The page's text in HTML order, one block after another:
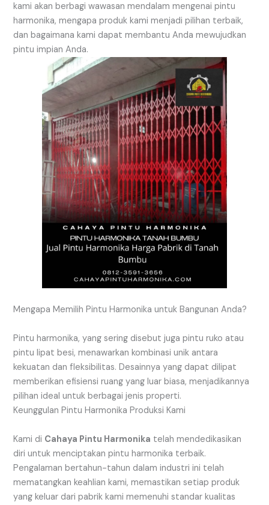
kami akan berbagi wawasan mendalam mengenai pintu
harmonika, mengapa produk kami menjadi pilihan terbaik,
dan bagaimana kami dapat membantu Anda mewujudkan
pintu impian Anda.
Mengapa Memilih Pintu Harmonika untuk Bangunan Anda?
Pintu harmonika, yang sering disebut juga pintu ruko atau
pintu lipat besi, menawarkan kombinasi unik antara
kekuatan dan fleksibilitas. Desainnya yang dapat dilipat
memberikan efisiensi ruang yang luar biasa, menjadikannya
pilihan ideal untuk berbagai jenis properti.
Keunggulan Pintu Harmonika Produksi Kami
Kami di Cahaya Pintu Harmonika telah mendedikasikan
diri untuk menciptakan pintu harmonika terbaik.
Pengalaman bertahun-tahun dalam industri ini telah
mematangkan keahlian kami, memastikan setiap produk
yang keluar dari pabrik kami memenuhi standar kualitas